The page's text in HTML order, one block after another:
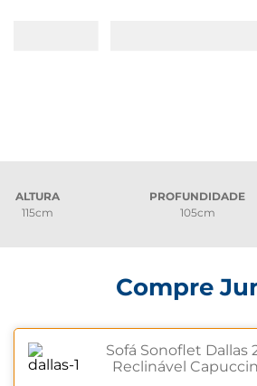
ALTURA
115cm
PROFUNDIDADE
105cm
Compre
Sofá Sonoflet Dallas
Reclinável